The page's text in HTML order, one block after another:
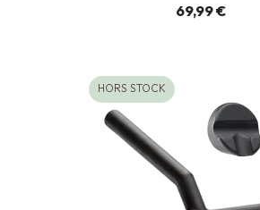
69,99 €
HORS STOCK